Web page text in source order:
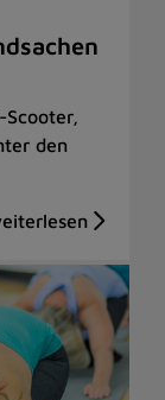
Scooter,
den